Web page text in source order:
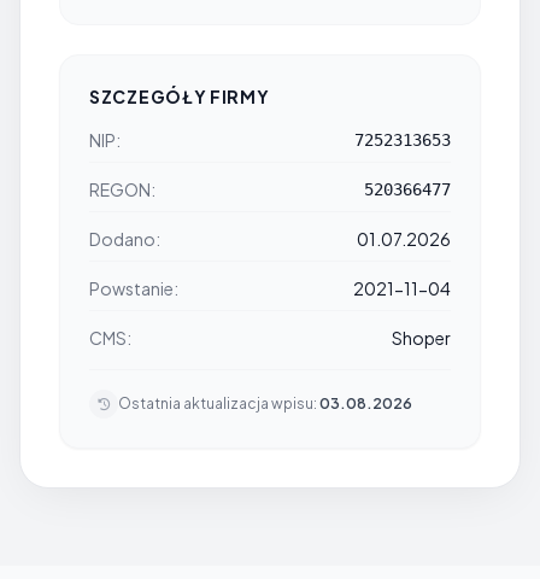
SZCZEGÓŁY FIRMY
NIP:
7252313653
REGON: 520366477
Dodano: 01.07.2026
Powstanie: 2021-11-04
CMS: Shoper
Ostatnia aktualizacja wpisu: 03.08.2026